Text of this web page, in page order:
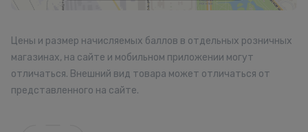
Цены и размер начисляемых баллов в отдельных розничных
магазинах, на сайте и мобильном приложении могут
отличаться. Внешний вид товара может отличаться от
представленного на сайте.